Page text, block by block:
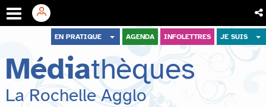
menu
contenu
recherche
EN PRATIQUE AGENDA INFOLETTRES JE SUIS
Médiathèques
La Rochelle Agglo